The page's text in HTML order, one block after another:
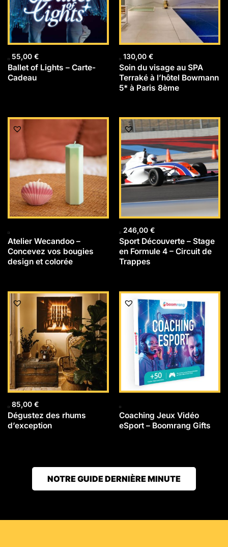
55,00 €
Ballet of Lights – Carte-
Cadeau
130,00 €
Soin du visage au SPA
Terraké à l’hôtel Bowmann
5* à Paris 8ème
Atelier Wecandoo –
Concevez vos bougies
design et colorée
246,00 €
Sport Découverte – Stage
en Formule 4 – Circuit de
Trappes
85,00 €
Dégustez des rhums
d’exception
Coaching Jeux Vidéo
eSport – Boomrang Gifts
NOTRE GUIDE DERNIÈRE MINUTE